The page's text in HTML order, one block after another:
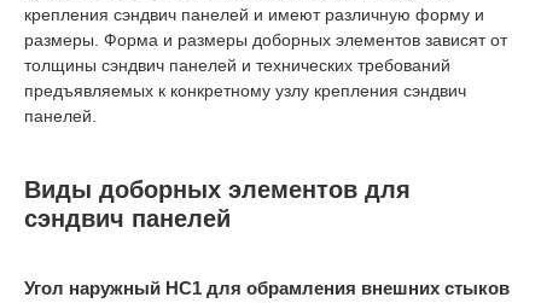
крепления сэндвич панелей и имеют различную форму и
размеры. Форма и размеры доборных элементов зависят от
толщины сэндвич панелей и технических требований
предъявляемых к конкретному узлу крепления сэндвич
панелей.
Виды доборных элементов для
сэндвич панелей
Угол наружный НС1 для обрамления внешних стыков